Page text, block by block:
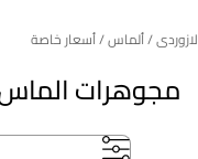
مجوهرات
لازوردى/ ألماس/ أسعار خاصة